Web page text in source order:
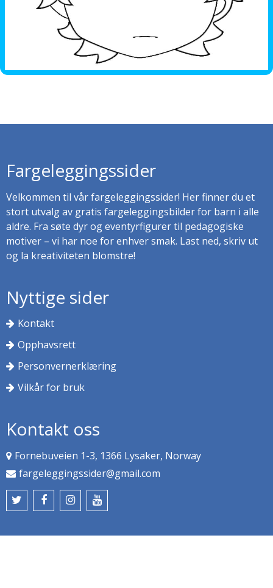
Fargeleggingssider
Velkommen til vår fargeleggingssider! Her finner du et
stort utvalg av gratis fargeleggingsbilder for barn i alle
aldre. Fra søte dyr og eventyrfigurer til pedagogiske
motiver – vi har noe for enhver smak. Last ned, skriv ut
og la kreativiteten blomstre!
Nyttige sider
Kontakt
Opphavsrett
Personvernerklæring
Vilkår for bruk
Kontakt oss
Fornebuveien 1-3, 1366 Lysaker, Norway
fargeleggingssider@gmail.com